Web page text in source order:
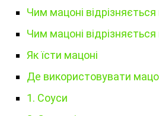
Чим мацоні відрізняється
Чим мацоні відрізняється
Як їсти мацоні
Де використовувати
1. Соуси